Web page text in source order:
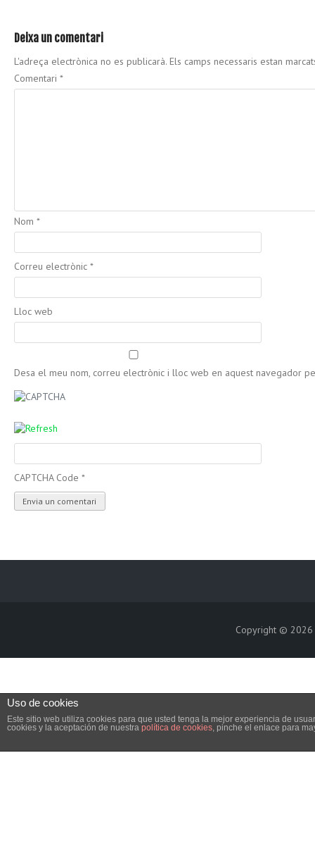
Deixa un comentari
L'adreça electrònica no es publicarà. Els camps necessaris estan
Comentari *
Nom *
Correu electrònic *
Lloc web
Desa el meu nom, correu electrònic i lloc web en aquest navegador
CAPTCHA Code *
Copyright © 2026
Uso de cookies
Este sitio web utiliza cookies para que usted tenga la mejor experiencia de
cookies y la aceptación de nuestra política de cookies, pinche el enlace para